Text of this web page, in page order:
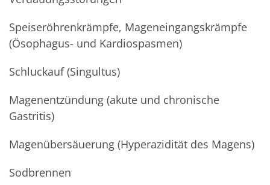
Speiseröhrenkrämpfe, Mageneingangskrämpfe
(Ösophagus- und Kardiospasmen)
Schluckauf (Singultus)
Magenentzündung (akute und chronische
Gastritis)
Magenübersäuerung (Hyperazidität des Magens)
Sodbrennen